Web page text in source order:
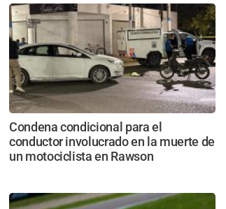
Condena condicional para el
conductor involucrado en la muerte de
un motociclista en Rawson